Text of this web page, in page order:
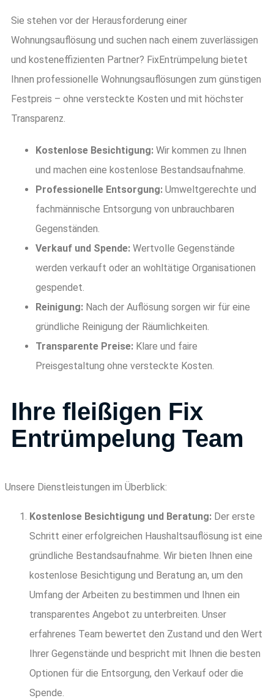
Sie stehen vor der Herausforderung einer
Wohnungsauflösung und suchen nach einem zuverlässigen
und kosteneffizienten Partner? FixEntrümpelung bietet
Ihnen professionelle Wohnungsauflösungen zum günstigen
Festpreis – ohne versteckte Kosten und mit höchster
Transparenz.
Kostenlose Besichtigung: Wir kommen zu Ihnen
und machen eine kostenlose Bestandsaufnahme.
Professionelle Entsorgung: Umweltgerechte und
fachmännische Entsorgung von unbrauchbaren
Gegenständen.
Verkauf und Spende: Wertvolle Gegenstände
werden verkauft oder an wohltätige Organisationen
gespendet.
Reinigung: Nach der Auflösung sorgen wir für eine
gründliche Reinigung der Räumlichkeiten.
Transparente Preise: Klare und faire
Preisgestaltung ohne versteckte Kosten.
Ihre fleißigen Fix
Entrümpelung Team
Unsere Dienstleistungen im Überblick:
Kostenlose Besichtigung und Beratung: Der erste
Schritt einer erfolgreichen Haushaltsauflösung ist eine
gründliche Bestandsaufnahme. Wir bieten Ihnen eine
kostenlose Besichtigung und Beratung an, um den
Umfang der Arbeiten zu bestimmen und Ihnen ein
transparentes Angebot zu unterbreiten. Unser
erfahrenes Team bewertet den Zustand und den Wert
Ihrer Gegenstände und bespricht mit Ihnen die besten
Optionen für die Entsorgung, den Verkauf oder die
Spende.